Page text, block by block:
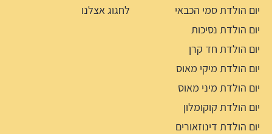
יום הולדת סמי הכבאי
יום הולדת נסיכות
יום הולדת חד קרן
יום הולדת מיקי מאוס
יום הולדת מיני מאוס
יום הולדת קוקומלון
יום הולדת דינוזאורים
לחגוג אצלנו